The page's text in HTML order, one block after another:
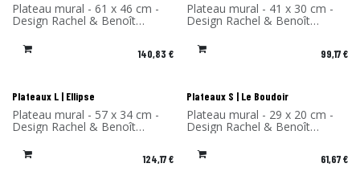
Plateau mural - 61 x 46 cm -
Design Rachel & Benoît
Convers - Matériau: Stratifié
de bouleau - Fabriqué en
France 140,83 €
Plateau mural - 41 x 30 cm -
Design Rachel & Benoît
Convers - Matériau: Stratifié
de bouleau - Fabriqué en
France 99,17€
Plateaux L | Ellipse
Plateau mural - 57 x 34 cm -
Design Rachel & Benoît
Convers - Matériau: Stratifié
de bouleau - Fabriqué en
France 124,17€
Plateaux S | Le Boudoir
Plateau mural - 29 x 20 cm -
Design Rachel & Benoît
Convers - Matériau: Stratifié
de bouleau - Fabriqué en
France 61,67€